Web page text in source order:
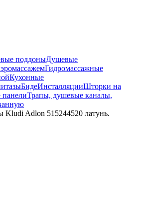
поддоныДушевые
Гидромассажные
Кухонные
БидеИнсталляцииШторки на
Трапы, душевые каналы,
Kludi Adlon 515244520 латунь.